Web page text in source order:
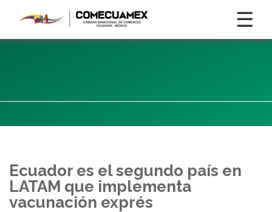
☰
Ecuador es el segundo país en
LATAM que implementa
vacunación exprés